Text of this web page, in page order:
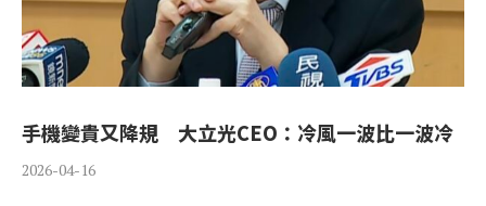
手機變貴又降規 大立光CEO：冷風一波比一波冷
2026-04-16